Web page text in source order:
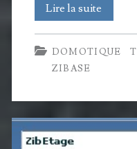
Lire la suite
choisir
une
votre
DOMOTIQUE
ZIBASE